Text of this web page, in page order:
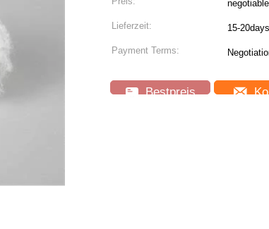
negotiable
Lieferzeit: 15-20days
Payment Terms:
Bestpreis